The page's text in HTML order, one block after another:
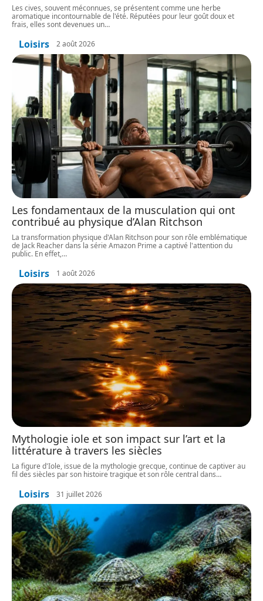
Les cives, souvent méconnues, se présentent comme une herbe
aromatique incontournable de l'été. Réputées pour leur goût doux et
frais, elles sont devenues un…
Loisirs 2 août 2026
Les fondamentaux de la musculation qui ont
contribué au physique d’Alan Ritchson
La transformation physique d'Alan Ritchson pour son rôle emblématique
de Jack Reacher dans la série Amazon Prime a captivé l'attention du
public. En effet,…
Loisirs 1 août 2026
Mythologie iole et son impact sur l’art et la
littérature à travers les siècles
La figure d'Iole, issue de la mythologie grecque, continue de captiver au
fil des siècles par son histoire tragique et son rôle central dans…
Loisirs 31 juillet 2026